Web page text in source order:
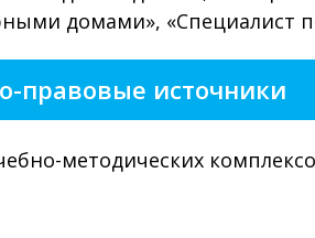
домами», «Специалист
правовые источники
методических